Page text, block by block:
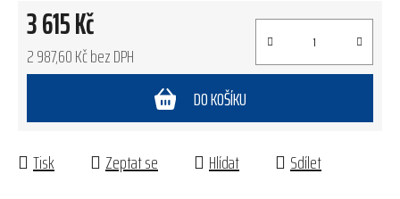
3 615 Kč
2 987,60 Kč bez DPH
DO KOŠÍKU
Tisk Zeptat se Hlídat Sdílet